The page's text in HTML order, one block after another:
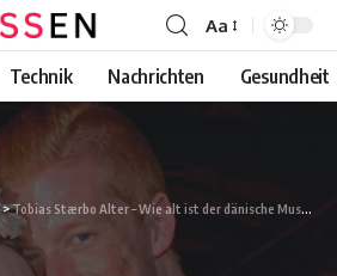
Font
Resizer
Aa
Technik Nachrichten Gesundheit
>Tobias Stærbo Alter – Wie alt ist der dänische Musiker wirklich?